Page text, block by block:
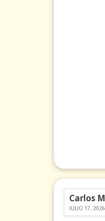
JULIO 17, 2026